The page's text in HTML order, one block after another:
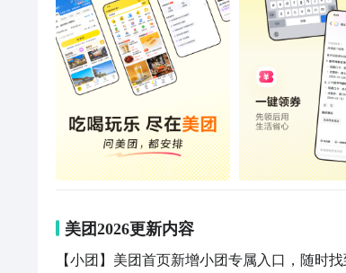
美团2026更新内容
【小团】美团首页新增小团专属入口，随时